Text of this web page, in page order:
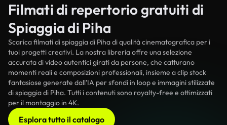
Filmati di repertorio gratuiti di
Spiaggia di Piha
Scarica filmati di spiaggia di Piha di qualità cinematografica per i
tuoi progetti creativi. La nostra libreria offre una selezione
accurata di video autentici girati da persone, che catturano
momenti reali e composizioni professionali, insieme a clip stock
fantasiose generate dall'IA per sfondi in loop e immagini stilizzate
di spiaggia di Piha. Tutti i contenuti sono royalty-free e ottimizzati
per il montaggio in 4K.
Esplora tutto il catalogo